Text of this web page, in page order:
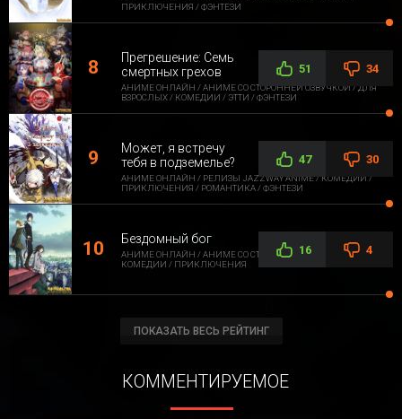
ПРИКЛЮЧЕНИЯ / ФЭНТЕЗИ
Прегрешение: Семь
смертных грехов
АНИМЕ ОНЛАЙН / АНИМЕ СО СТОРОННЕЙ ОЗВУЧКОЙ / ДЛЯ
ВЗРОСЛЫХ / КОМЕДИИ / ЭТТИ / ФЭНТЕЗИ
51 34
Может, я встречу
тебя в подземелье?
АНИМЕ ОНЛАЙН / РЕЛИЗЫ JAZZWAY ANIME / КОМЕДИИ /
ПРИКЛЮЧЕНИЯ / РОМАНТИКА / ФЭНТЕЗИ
47 30
Бездомный бог
АНИМЕ ОНЛАЙН / АНИМЕ СО СТОРОННЕЙ ОЗВУЧКОЙ /
КОМЕДИИ / ПРИКЛЮЧЕНИЯ
16 4
ПОКАЗАТЬ ВЕСЬ РЕЙТИНГ
КОММЕНТИРУЕМОЕ